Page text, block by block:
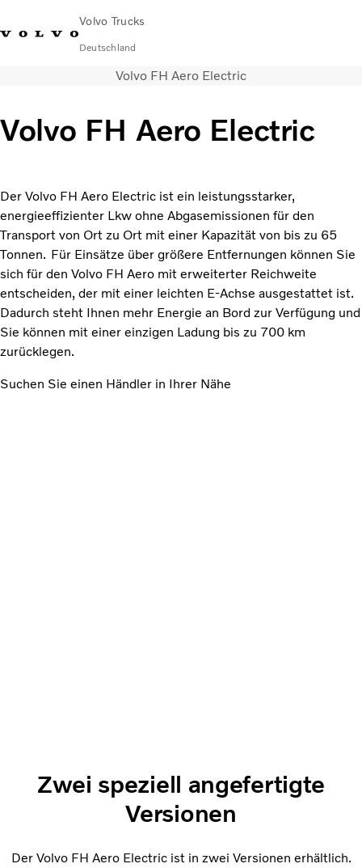
Volvo Trucks
Deutschland
Einloggen Lkw-Konfigurator Deutschland
Lkw
Händler & Werkstätten
News
Über uns
Karriere
Technisches
Volvo FH Aero Electric
Volvo FH Aero Electric
Der Volvo FH Aero Electric ist ein leistungsstarker,
energieeffizienter Lkw ohne Abgasemissionen für den
Transport von Ort zu Ort mit einer Kapazität von bis zu 65
Tonnen. Für Einsätze über größere Entfernungen können Sie
sich für den Volvo FH Aero mit erweiterter Reichweite
entscheiden, der mit einer leichten E-Achse ausgestattet ist.
Dadurch steht Ihnen mehr Energie an Bord zur Verfügung und
Sie können mit einer einzigen Ladung bis zu 700 km
zurücklegen.
Suchen Sie einen Händler in Ihrer Nähe
Zwei speziell angefertigte
Versionen
Der Volvo FH Aero Electric ist in zwei Versionen erhältlich.